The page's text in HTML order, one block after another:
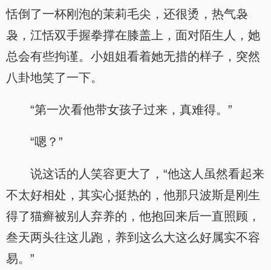
恬倒了一杯刚泡的茉莉毛尖，还很烫，热气袅
袅，江恬双手握拳撑在膝盖上，面对陌生人，她
总会有些拘谨。小姐姐看着她无措的样子，突然
八卦地笑了一下。
“第一次看他带女孩子过来，真难得。”
“嗯？”
说这话的人笑容更大了，“他这人虽然看起来
不太好相处，其实心挺热的，他那只波斯是刚生
得了猫癣被别人弃养的，他抱回来后一直照顾，
叁天两头往这儿跑，养到这么大这么好属实不容
易。”